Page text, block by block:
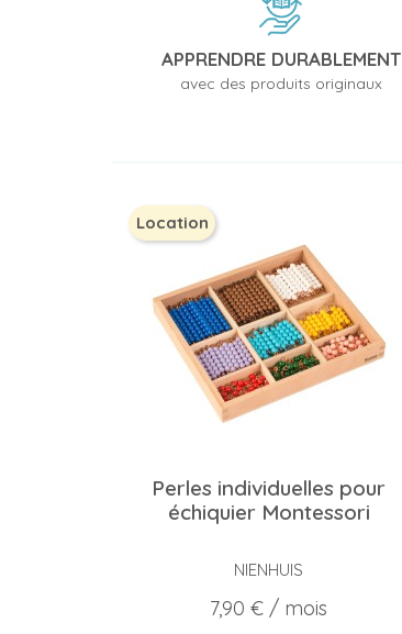
APPRENDRE DURABLEMENT
avec des produits originaux
Perles individuelles pour
échiquier Montessori
NIENHUIS
Prix
7,90 € / mois
Location